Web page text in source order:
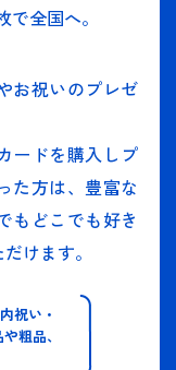
全国へ。
お祝いのプレゼ
ードを購入しプ
た方は、豊富な
もどこでも好き
けます。
祝い・
粗品、